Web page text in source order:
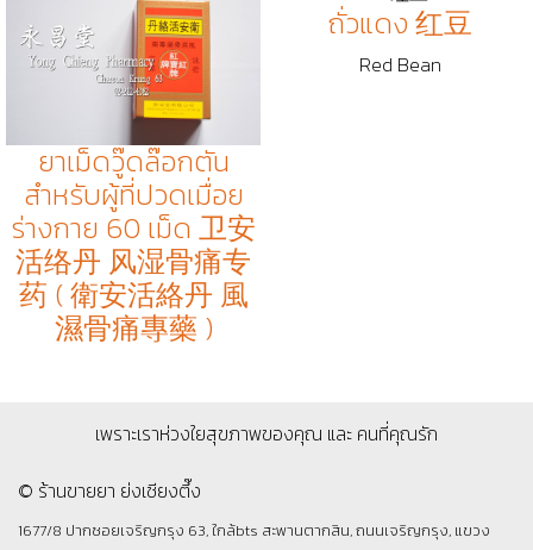
ยาเม็ดวู๊ดล๊อกตัน
สำหรับผู้ที่ปวดเมื่อย
ร่างกาย 60 เม็ด 卫安
活络丹 风湿骨痛专
药 ( 衛安活絡丹 風
濕骨痛專藥 )
ถั่วแดง 红豆
Red Bean
เพราะเราห่วงใยสุขภาพของคุณ และ คนที่คุณรัก
© ร้านขายยา ย่งเชียงตึ๊ง
1677/8 ปากซอยเจริญกรุง 63, ใกล้bts สะพานตากสิน, ถนนเจริญกรุง, แขวง